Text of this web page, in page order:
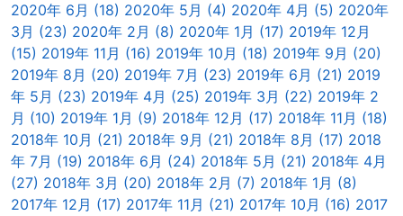
2020年 6月 (18) 2020年 5月 (4) 2020年 4月 (5) 2020年
3月 (23) 2020年 2月 (8) 2020年 1月 (17) 2019年 12月
(15) 2019年 11月 (16) 2019年 10月 (18) 2019年 9月 (20)
2019年 8月 (20) 2019年 7月 (23) 2019年 6月 (21) 2019
年 5月 (23) 2019年 4月 (25) 2019年 3月 (22) 2019年 2
月 (10) 2019年 1月 (9) 2018年 12月 (17) 2018年 11月 (18)
2018年 10月 (21) 2018年 9月 (21) 2018年 8月 (17) 2018
年 7月 (19) 2018年 6月 (24) 2018年 5月 (21) 2018年 4月
(27) 2018年 3月 (20) 2018年 2月 (7) 2018年 1月 (8)
2017年 12月 (17) 2017年 11月 (21) 2017年 10月 (16) 2017